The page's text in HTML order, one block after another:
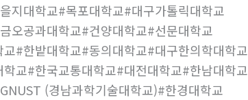
지대학교#목포대학교#대구가톨릭대학교
오공과대학교#건양대학교#선문대학교
#한밭대학교#동의대학교#대구한의학대학교
교#한국교통대학교#대전대학교#한남대학교
(경남과학기술대학교)#한경대학교